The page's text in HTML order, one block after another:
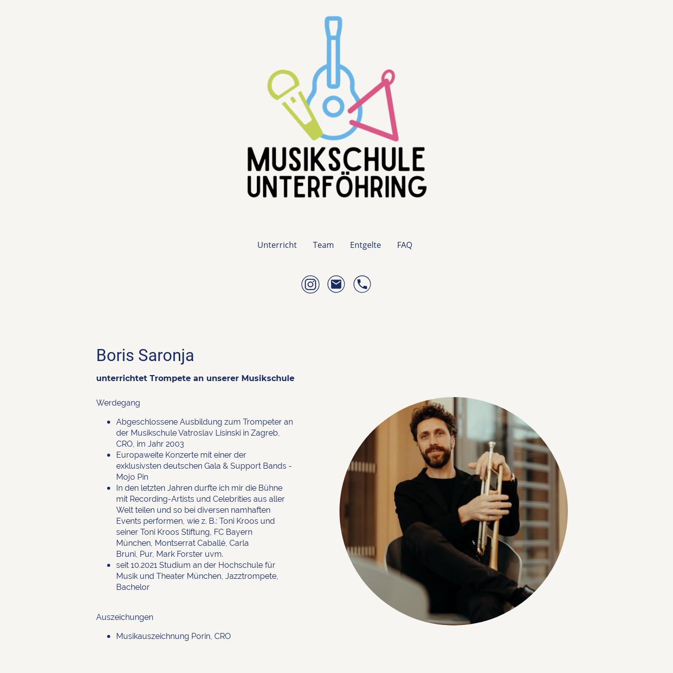
Unterricht Team Entgelte FAQ
Boris Saronja
unterrichtet Trompete an unserer Musikschule
Werdegang
Abgeschlossene Ausbildung zum Trompeter an
der Musikschule Vatroslav Lisinski in Zagreb,
CRO, im Jahr 2003
Europaweite Konzerte mit einer der
exklusivsten deutschen Gala & Support Bands -
Mojo Pin
In den letzten Jahren durfte ich mir die Bühne
mit Recording-Artists und Celebrities aus aller
Welt teilen und so bei diversen namhaften
Events performen, wie z. B.: Toni Kroos und
seiner Toni Kroos Stiftung, FC Bayern
München, Montserrat Caballé, Carla
Bruni, Pur, Mark Forster uvm.
seit 10.2021 Studium an der Hochschule für
Musik und Theater München, Jazztrompete,
Bachelor
Auszeichungen
Musikauszeichnung Porin, CRO